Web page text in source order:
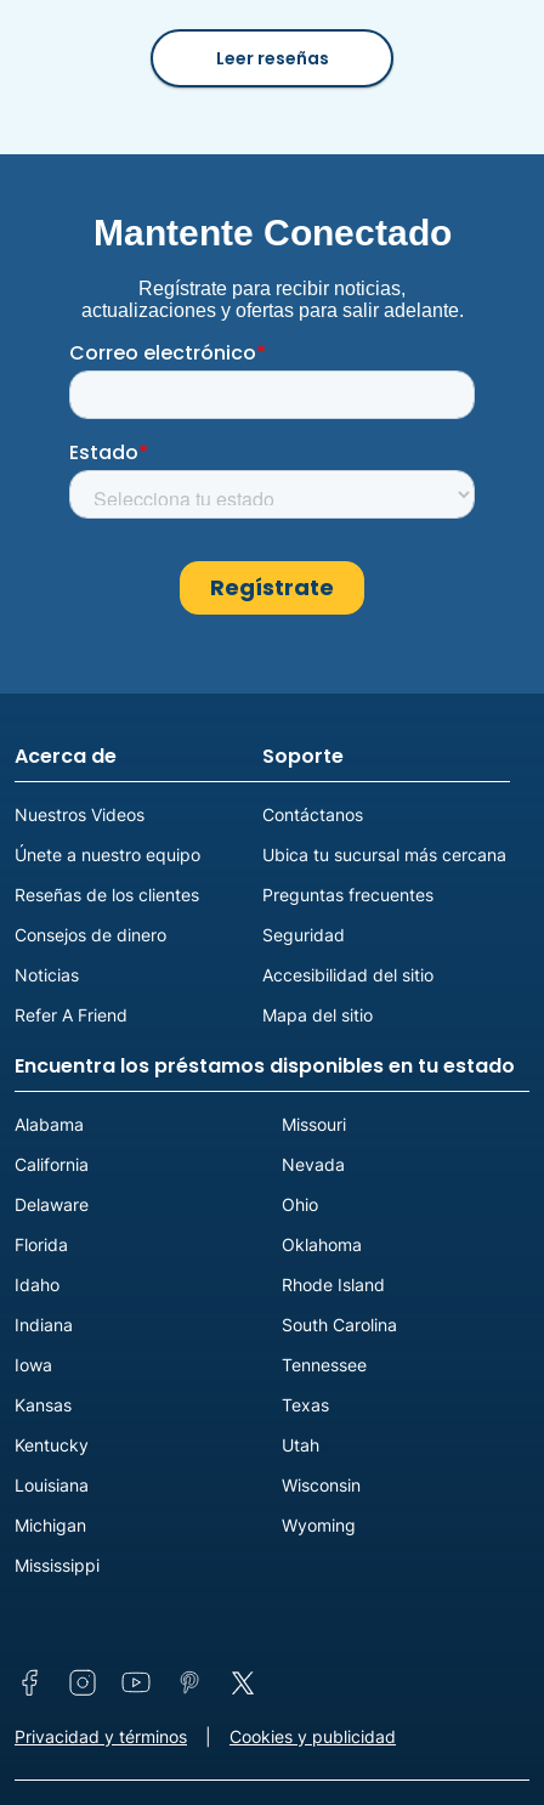
Leer reseñas
Acerca de
Nuestros Videos
Únete a nuestro equipo
Reseñas de los clientes
Consejos de dinero
Noticias
Refer A Friend
Soporte
Contáctanos
Ubica tu sucursal más cercana
Preguntas frecuentes
Seguridad
Accesibilidad del sitio
Mapa del sitio
Encuentra los préstamos disponibles en tu estado
Alabama
California
Delaware
Florida
Idaho
Indiana
Iowa
Kansas
Kentucky
Louisiana
Michigan
Mississippi
Missouri
Nevada
Ohio
Oklahoma
Rhode Island
South Carolina
Tennessee
Texas
Utah
Wisconsin
Wyoming
Connect with us
Footer - Extra Links [v3]
Privacidad y términos Cookies y publicidad